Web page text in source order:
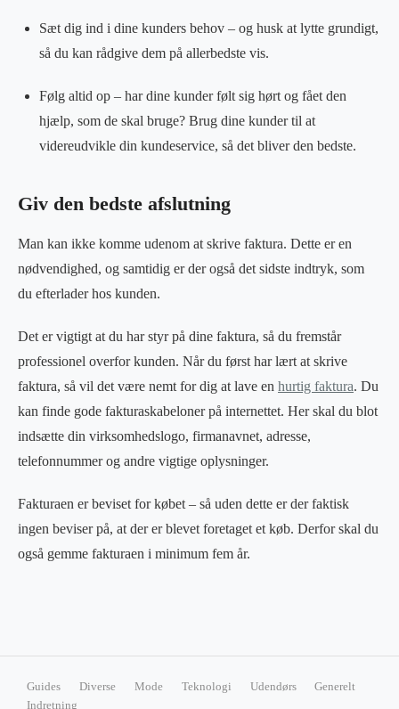
Sæt dig ind i dine kunders behov – og husk at lytte grundigt,
så du kan rådgive dem på allerbedste vis.
Følg altid op – har dine kunder følt sig hørt og fået den
hjælp, som de skal bruge? Brug dine kunder til at
videreudvikle din kundeservice, så det bliver den bedste.
Giv den bedste afslutning
Man kan ikke komme udenom at skrive faktura. Dette er en
nødvendighed, og samtidig er der også det sidste indtryk, som
du efterlader hos kunden.
Det er vigtigt at du har styr på dine faktura, så du fremstår
professionel overfor kunden. Når du først har lært at skrive
faktura, så vil det være nemt for dig at lave en hurtig faktura. Du
kan finde gode fakturaskabeloner på internettet. Her skal du blot
indsætte din virksomhedslogo, firmanavnet, adresse,
telefonnummer og andre vigtige oplysninger.
Fakturaen er beviset for købet – så uden dette er der faktisk
ingen beviser på, at der er blevet foretaget et køb. Derfor skal du
også gemme fakturaen i minimum fem år.
Guides Diverse Mode Teknologi Udendørs
Generelt
Indretning